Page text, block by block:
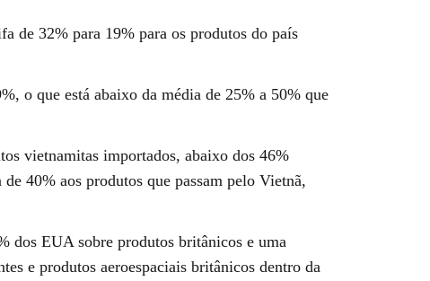
de 32% para 19% para os produtos do país
o que está abaixo da média de 25% a 50% que
vietnamitas importados, abaixo dos 46%
40% aos produtos que passam pelo Vietnã,
dos EUA sobre produtos britânicos e uma
e produtos aeroespaciais britânicos dentro da